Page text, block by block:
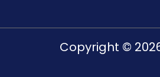
Copyright ©